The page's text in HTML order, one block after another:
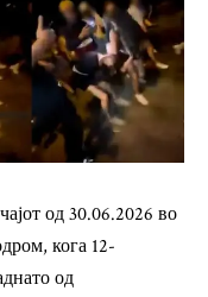
од 30.06.2026 во
кога 12-
од